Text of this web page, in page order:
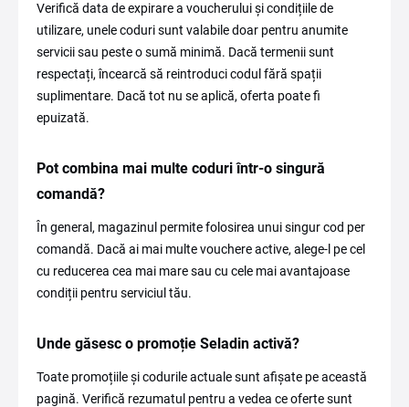
Verifică data de expirare a voucherului și condițiile de
utilizare, unele coduri sunt valabile doar pentru anumite
servicii sau peste o sumă minimă. Dacă termenii sunt
respectați, încearcă să reintroduci codul fără spații
suplimentare. Dacă tot nu se aplică, oferta poate fi
epuizată.
Pot combina mai multe coduri într-o singură
comandă?
În general, magazinul permite folosirea unui singur cod per
comandă. Dacă ai mai multe vouchere active, alege-l pe cel
cu reducerea cea mai mare sau cu cele mai avantajoase
condiții pentru serviciul tău.
Unde găsesc o promoție Seladin activă?
Toate promoțiile și codurile actuale sunt afișate pe această
pagină. Verifică rezumatul pentru a vedea ce oferte sunt